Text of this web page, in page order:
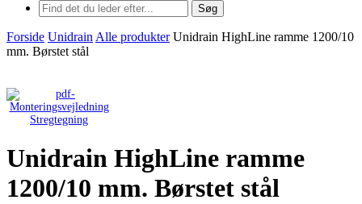
Søg
Forside Unidrain Alle produkter Unidrain HighLine ramme 1200/10
mm. Børstet stål
Stregtegning
Unidrain HighLine ramme
1200/10 mm. Børstet stål